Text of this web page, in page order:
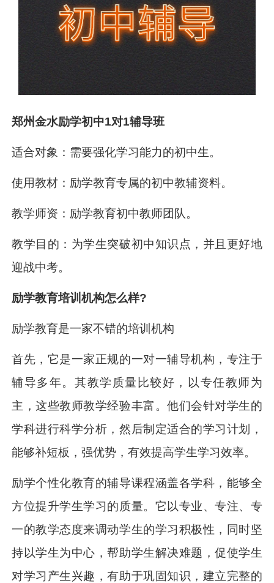
郑州金水励学初中1对1辅导班
适合对象：需要强化学习能力的初中生。
使用教材：励学教育专属的初中教辅资料。
教学师资：励学教育初中教师团队。
教学目的：为学生突破初中知识点，并且更好地
迎战中考。
励学教育培训机构怎么样?
励学教育是一家不错的培训机构
首先，它是一家正规的一对一辅导机构，专注于
辅导多年。其教学质量比较好，以专任教师为
主，这些教师教学经验丰富。他们会针对学生的
学科进行科学分析，然后制定适合的学习计划，
能够补短板，强优势，有效提高学生学习效率。
励学个性化教育的辅导课程涵盖各学科，能够全
方位提升学生学习的质量。它以专业、专注、专
一的教学态度来调动学生的学习积极性，同时坚
持以学生为中心，帮助学生解决难题，促使学生
对学习产生兴趣，有助于巩固知识，建立完整的